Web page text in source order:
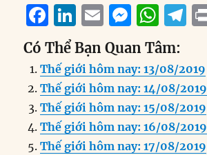
F
a
c
e
b
o
o
Li
n
k
e
d
I
n
E
m
ai
l
M
ss
e
n
g
er
W
h
at
s
A
p
p
T
e
g
r
a
m
Có Thể Bạn Quan Tâm:
Thế giới hôm nay: 13/08/2019
Thế giới hôm nay: 14/08/2019
Thế giới hôm nay: 15/08/2019
Thế giới hôm nay: 16/08/2019
Thế giới hôm nay: 17/08/2019